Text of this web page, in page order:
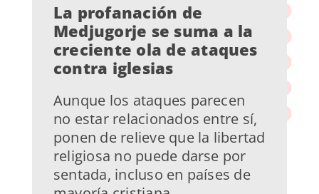
La profanación de
Medjugorje se suma a la
creciente ola de ataques
contra iglesias
Aunque los ataques parecen
no estar relacionados entre sí,
ponen de relieve que la libertad
religiosa no puede darse por
sentada, incluso en países de